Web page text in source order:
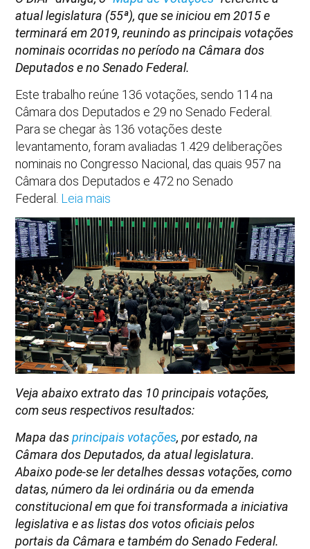
atual legislatura (55ª), que se iniciou em 2015 e
terminará em 2019, reunindo as principais votações
nominais ocorridas no período na Câmara dos
Deputados e no Senado Federal.
Este trabalho reúne 136 votações, sendo 114 na
Câmara dos Deputados e 29 no Senado Federal.
Para se chegar às 136 votações deste
levantamento, foram avaliadas 1.429 deliberações
nominais no Congresso Nacional, das quais 957 na
Câmara dos Deputados e 472 no Senado
Federal. Leia mais
Veja abaixo extrato das 10 principais votações,
com seus respectivos resultados:
Mapa dasprincipais votações, por estado, na
Câmara dos Deputados, da atual legislatura.
Abaixo pode-se ler detalhes dessas votações, como
datas, número da lei ordinária ou da emenda
constitucional em que foi transformada a iniciativa
legislativa e as listas dos votos oficiais pelos
portais da Câmara e também do Senado Federal.